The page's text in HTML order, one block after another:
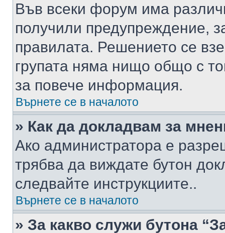
Във всеки форум има
получили предупреждение,
правилата. Решението се
групата няма нищо общо с
за повече информация.
Върнете се в началото
» Как да докладвам за
Ако администратора е
трябва да виждате бутон
следвайте инструкциите..
Върнете се в началото
» За какво служи бутона